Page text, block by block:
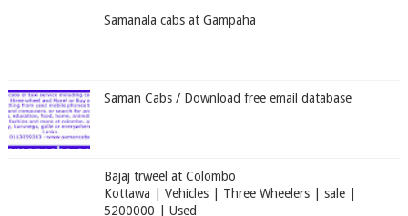
Samanala cabs at Gampaha
Saman Cabs / Download free email database
Bajaj trweel at Colombo
Kottawa | Vehicles | Three Wheelers | sale |
5200000 | Used